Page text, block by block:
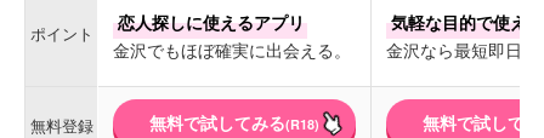
ポイント
恋人探しに使えるアプリ
金沢でもほぼ確実に出会える。
気軽な目的で使え
金沢なら最短即日
無料登録 無料で試してみる(R18) 無料で試して